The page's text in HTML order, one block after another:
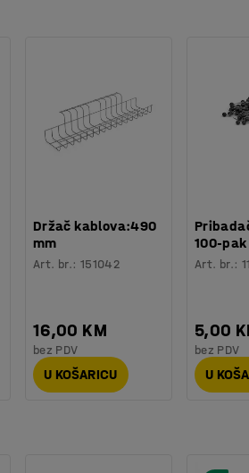
Držač kablova:490
mm
Art. br.: 151042
16,00 KM
bez PDV
U KOŠARICU
100-pak
Art. br.:
5,00
bez PDV
U